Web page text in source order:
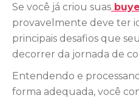
Se você já criou suas
provavelmente deve ter
principais desafios que
decorrer da jornada de
Entendendo e
forma adequada, você